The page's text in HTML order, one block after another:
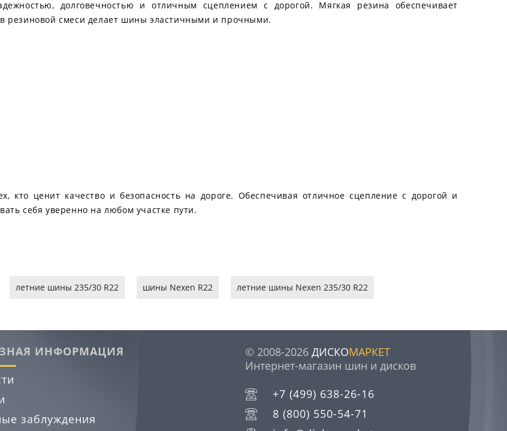
долговечностью и отличным сцеплением с дорогой. Мягкая резина обеспечивает
резиновой смеси делает шины эластичными и прочными.
ценит качество и безопасность на дороге. Обеспечивая отличное сцепление с дорогой и
себя уверенно на любом участке пути.
летние шины 235/30 R22 шины Nexen R22 летние шины Nexen 235/30 R22
ИНФОРМАЦИЯ
заблуждения
© 2008-2026 ДИСКОМАРКЕТ
Интернет-магазин шин и дисков
+7 (499) 638-26-16
8 (800) 550-54-71